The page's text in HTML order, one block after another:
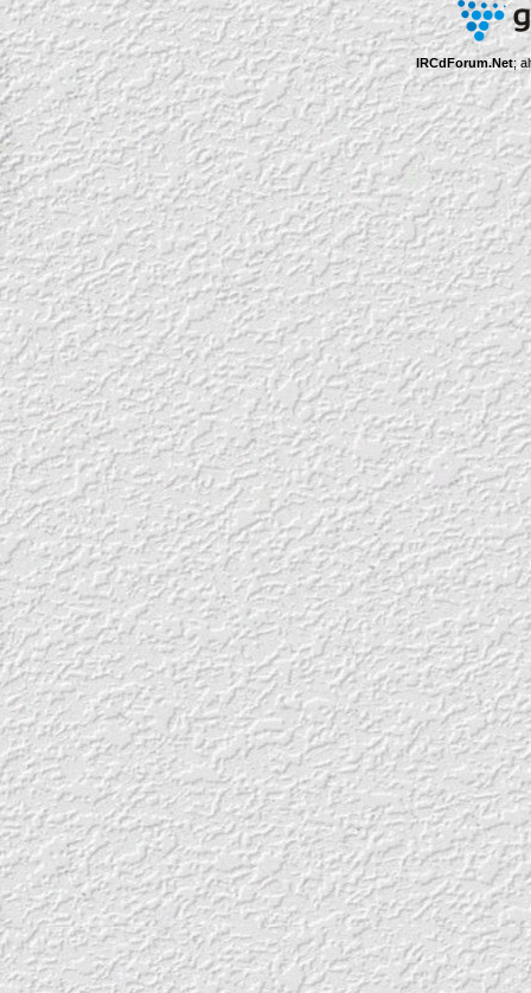
IRCdForum.Net;